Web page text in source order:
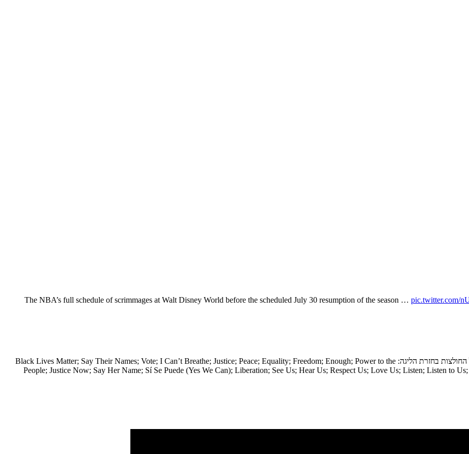
The NBA’s full schedule of scrimmages at Walt Disney World before the scheduled July 30 resumption of the season … pic.twitter.com/
הליגה ואיגוד השחקנים הגיעו להסכמה על דברים שניתן יהיה לכתוב על החולצות בחזרת הליגה: Black Lives Matter; Say Their Names; Vote; I Can’t Breathe; Justice; Peace; Equality; Freedom; Enough; Power to the
People; Justice Now; Say Her Name; Sí Se Puede (Yes We Can); Liberation; See Us; Hear Us; Respect Us; Love Us; Listen; Listen to